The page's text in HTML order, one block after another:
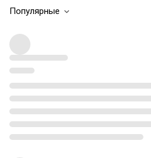
Популярные